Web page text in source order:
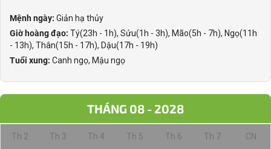
Mệnh ngày: Giản hạ thủy
Giờ hoàng đạo: Tý(23h - 1h), Sửu(1h - 3h), Mão(5h - 7h), Ngọ(11h
- 13h), Thân(15h - 17h), Dậu(17h - 19h)
Tuổi xung: Canh ngọ, Mậu ngọ
THÁNG 08 - 2028
Th 2 Th 3 Th 4 Th 5 Th 6 Th 7 CN